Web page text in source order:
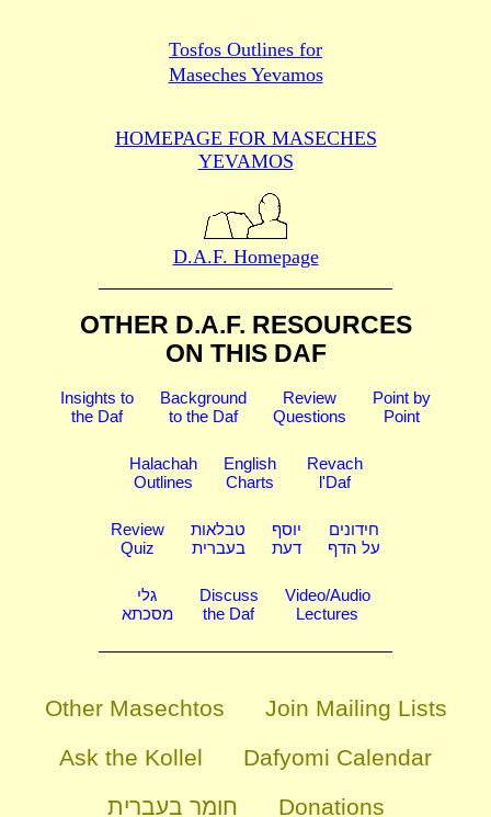
Tosfos Outlines for
Maseches Yevamos
HOMEPAGE FOR MASECHES
YEVAMOS
D.A.F. Homepage
OTHER D.A.F. RESOURCES
ON THIS DAF
Insights to
the Daf
Background
to the Daf
Review
Questions
Point by
Point
Halachah
Outlines
English
Charts
Revach
l'Daf
Review
Quiz
טבלאות
בעברית
יוסף
דעת
חידונים
על הדף
גלי
מסכתא
Discuss
the Daf
Video/Audio
Lectures
Other Masechtos
Join Mailing Lists
Ask the Kollel
Dafyomi Calendar
חומר בעברית
Donations